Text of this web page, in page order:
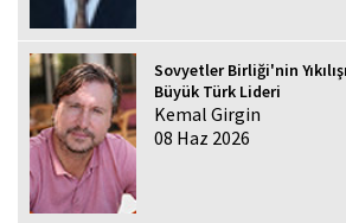
Sovyetler Birliği'nin
Büyük Türk Lideri
Kemal Girgin
08 Haz 2026